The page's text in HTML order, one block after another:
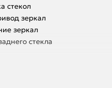
стекол
зеркал
зеркал
стекла